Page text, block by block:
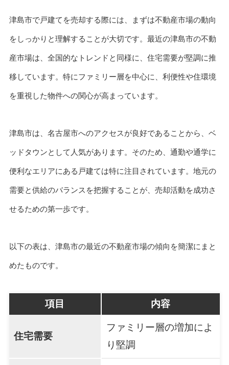
津島市で戸建てを売却する際には、まずは不動産市場の動向
をしっかりと理解することが大切です。最近の津島市の不動
産市場は、全国的なトレンドと同様に、住宅需要が堅調に推
移しています。特にファミリー層を中心に、利便性や住環境
を重視した物件への関心が高まっています。
津島市は、名古屋市へのアクセスが良好であることから、ベ
ッドタウンとして人気があります。そのため、通勤や通学に
便利なエリアにある戸建ては特に注目されています。地元の
需要と供給のバランスを把握することが、売却活動を成功さ
せるための第一歩です。
以下の表は、津島市の最近の不動産市場の傾向を簡潔にまと
めたものです。
項目 内容
住宅需要
ファミリー層の増加によ
り堅調